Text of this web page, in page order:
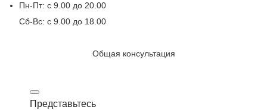
Пн-Пт: с 9.00 до 20.00
Сб-Вс: с 9.00 до 18.00
Общая консультация
Представьтесь